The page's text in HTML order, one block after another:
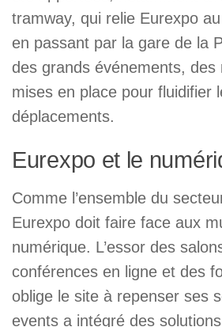
tramway, qui relie Eurexpo
en passant par la gare de la
des grands événements, des
mises en place pour fluidifier
déplacements.
Eurexpo et le
Comme l’ensemble du
Eurexpo doit faire face aux
numérique. L’essor des
conférences en ligne et des
oblige le site à repenser ses
events a intégré des